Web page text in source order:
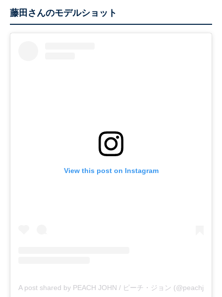
藤田さんのモデルショット
View this post on Instagram
A post shared by PEACH JOHN / ピーチ・ジョン